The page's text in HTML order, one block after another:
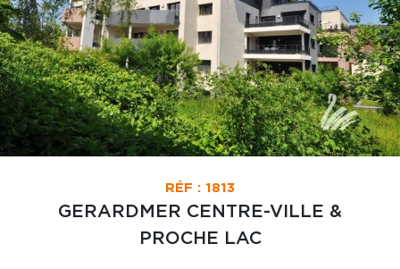
RÉF : 1813
GERARDMER CENTRE-VILLE &
PROCHE LAC